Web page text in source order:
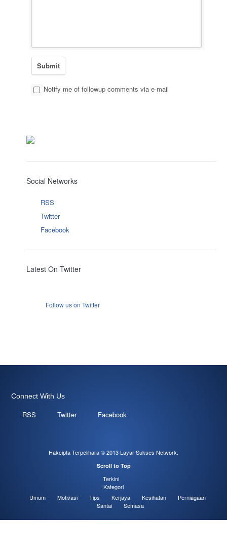
Notify me of followup comments via e-mail
Social Networks
RSS
Twitter
Facebook
Latest On Twitter
Follow us on Twitter
Connect With Us
RSS Twitter Facebook
Hakcipta Terpelihara © 2013Layar Sukses Network.
Scroll to Top
Terkini
Kategori
Umum
Motivasi Tips Kerjaya Kesihatan
Perniagaan
Santai
Semasa